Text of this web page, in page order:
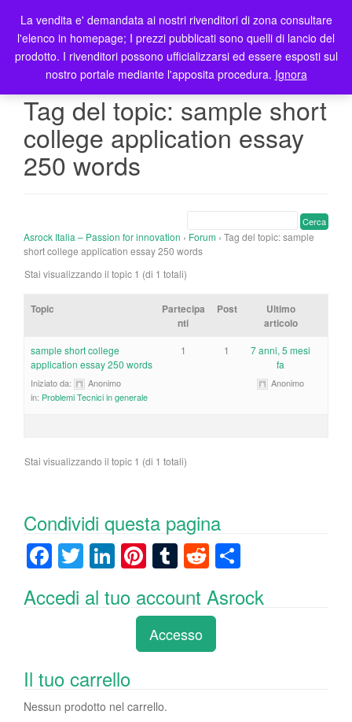
T
o
g
l
e
a
Tag del topic: sample short
college application essay
250 words
Asrock Italia – Passion for innovation › Forum › Tag del topic: sample
short college application essay 250 words
Stai visualizzando il topic 1 (di 1 totali)
Topic
Partecipa
nti
Post
Ultimo
articolo
sample short college
application essay 250 words
Iniziato da:
Anonimo
in: Problemi Tecnici in generale
1 1
7 anni, 5 mesi
fa
Anonimo
Stai visualizzando il topic 1 (di 1 totali)
Condividi questa pagina
F
a
c
o
o
T
wi
tt
Li
n
k
n
Pi
nt
er
e
st
T
u
m
bl
r
R
e
d
di
t
n
Accedi al tuo account Asrock
Accesso
Il tuo carrello
Nessun prodotto nel carrello.
La vendita e' demandata ai nostri rivenditori di zona consultare
l'elenco in homepage; I prezzi pubblicati sono quelli di lancio del
prodotto. I rivenditori possono ufficializzarsi ed essere esposti sul
nostro portale mediante l'apposita procedura. Ignora